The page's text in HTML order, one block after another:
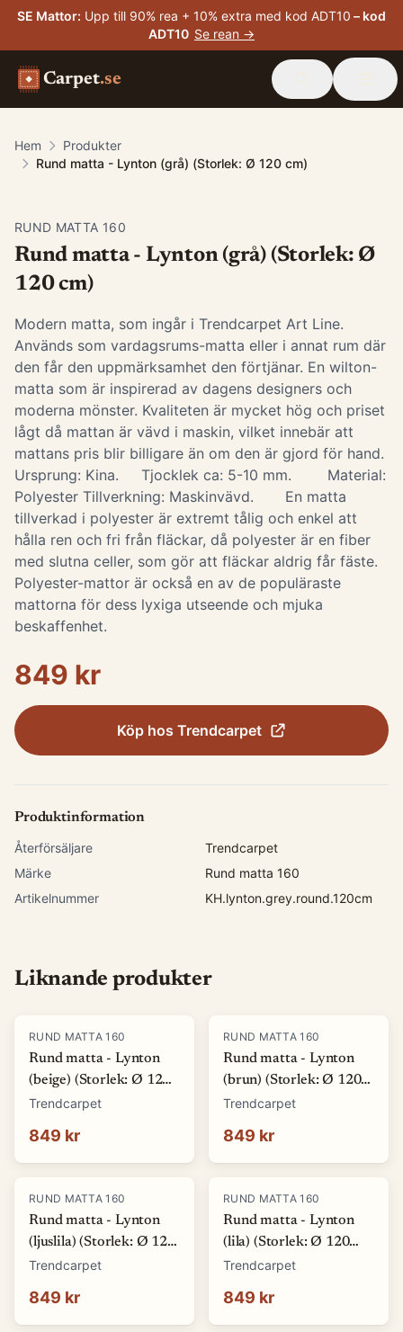
SE Mattor: Upp till 90% rea + 10% extra med kod ADT10 – kod
ADT10 Se rean →
Carpet.se
Hem
Produkter
Rund matta - Lynton (grå) (Storlek: Ø 120 cm)
RUND MATTA 160
Rund matta - Lynton (grå) (Storlek: Ø
120 cm)
Modern matta, som ingår i Trendcarpet Art Line.
Används som vardagsrums-matta eller i annat rum där
den får den uppmärksamhet den förtjänar. En wilton-
matta som är inspirerad av dagens designers och
moderna mönster. Kvaliteten är mycket hög och priset
lågt då mattan är vävd i maskin, vilket innebär att
mattans pris blir billigare än om den är gjord för hand.
Ursprung: Kina. Tjocklek ca: 5-10 mm. Material:
Polyester Tillverkning: Maskinvävd. En matta
tillverkad i polyester är extremt tålig och enkel att
hålla ren och fri från fläckar, då polyester är en fiber
med slutna celler, som gör att fläckar aldrig får fäste.
Polyester-mattor är också en av de populäraste
mattorna för dess lyxiga utseende och mjuka
beskaffenhet.
849 kr
Köp hos Trendcarpet
Produktinformation
Återförsäljare
Trendcarpet
Märke
Rund matta 160
Artikelnummer
KH.lynton.grey.round.120cm
Liknande produkter
RUND MATTA 160
Rund matta - Lynton
(beige) (Storlek: Ø 120
cm)
Trendcarpet
849 kr
RUND MATTA 160
Rund matta - Lynton
(brun) (Storlek: Ø 120
cm)
Trendcarpet
849 kr
RUND MATTA 160
Rund matta - Lynton
(ljuslila) (Storlek: Ø 120
cm)
Trendcarpet
849 kr
RUND MATTA 160
Rund matta - Lynton
(lila) (Storlek: Ø 120
cm)
Trendcarpet
849 kr